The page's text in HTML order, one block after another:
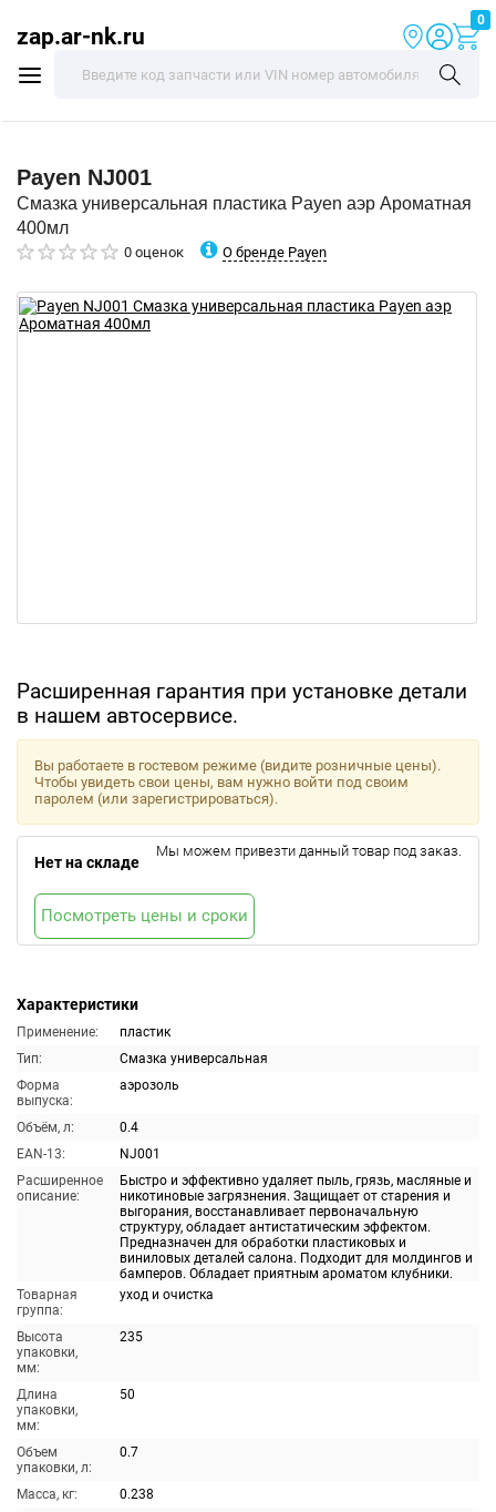
zap.ar-nk.ru
0
Payen NJ001
Смазка универсальная пластика Payen аэр Ароматная
400мл
0 оценок О бренде Payen
Расширенная гарантия при установке детали
в нашем автосервисе.
Характеристики
Применение:
пластик
Тип:
Смазка универсальная
Форма
выпуска:
аэрозоль
Объём, л:
0.4
EAN-13:
NJ001
Расширенное
описание:
Быстро и эффективно удаляет пыль, грязь, масляные и
никотиновые загрязнения. Защищает от старения и
выгорания, восстанавливает первоначальную
структуру, обладает антистатическим эффектом.
Предназначен для обработки пластиковых и
виниловых деталей салона. Подходит для молдингов и
бамперов. Обладает приятным ароматом клубники.
Товарная
группа:
уход и очистка
Высота
упаковки,
мм:
235
Длина
упаковки,
мм:
50
Объем
упаковки, л:
0.7
Масса, кг:
0.238
Вы работаете в гостевом режиме (видите розничные цены).
Чтобы увидеть свои цены, вам нужно войти под своим
паролем (или зарегистрироваться).
Нет на складе
Мы можем привезти данный товар под заказ.
Посмотреть цены и сроки